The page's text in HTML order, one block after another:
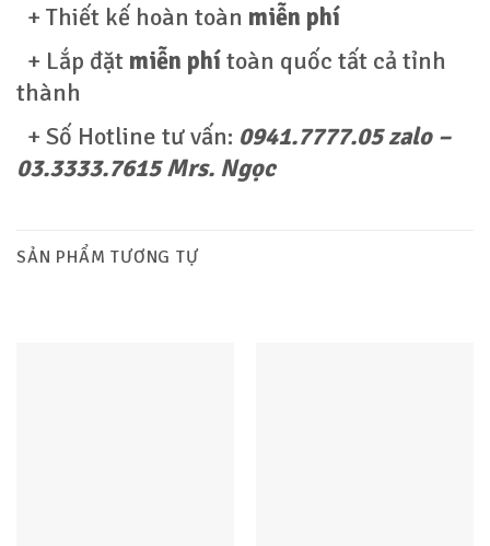
+ Thiết kế hoàn toàn miễn phí
+ Lắp đặt miễn phítoàn quốc tất cả tỉnh
thành
+ Số Hotline tư vấn: 0941.7777.05 zalo –
03.3333.7615 Mrs. Ngọc
SẢN PHẨM TƯƠNG TỰ